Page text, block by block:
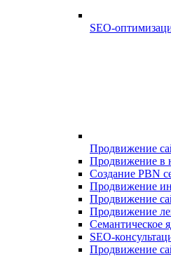
SEO-
Продвижение
Продвижение в
Создание PBN
Продвижение
Продвижение
Продвижение
Семантическое
SEO-
Продвижение